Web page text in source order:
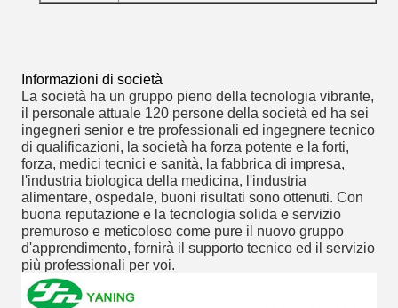
Informazioni di società
La società ha un gruppo pieno della tecnologia vibrante,
il personale attuale 120 persone della società ed ha sei
ingegneri senior e tre professionali ed ingegnere tecnico
di qualificazioni, la società ha forza potente e la forti,
forza, medici tecnici e sanità, la fabbrica di impresa,
l'industria biologica della medicina, l'industria
alimentare, ospedale, buoni risultati sono ottenuti. Con
buona reputazione e la tecnologia solida e servizio
premuroso e meticoloso come pure il nuovo gruppo
d'apprendimento, fornirà il supporto tecnico ed il servizio
più professionali per voi.